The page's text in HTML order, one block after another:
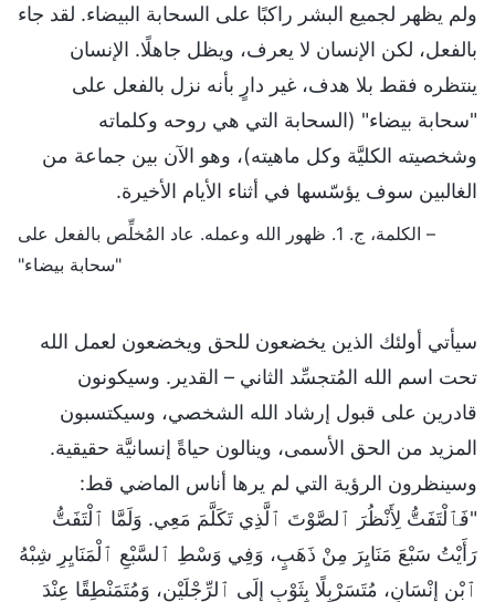
ولم يظهر لجميع البشر راكبًا على السحابة البيضاء. لقد جاء
بالفعل، لكن الإنسان لا يعرف، ويظل جاهلًا. الإنسان
ينتظره فقط بلا هدف، غير دارٍ بأنه نزل بالفعل على
"سحابة بيضاء" (السحابة التي هي روحه وكلماته
وشخصيته الكليَّة وكل ماهيته)، وهو الآن بين جماعة من
الغالبين سوف يؤسّسها في أثناء الأيام الأخيرة.
– الكلمة، ج. 1. ظهور الله وعمله. عاد المُخلِّص بالفعل على
"سحابة بيضاء"
سيأتي أولئك الذين يخضعون للحق ويخضعون لعمل الله
تحت اسم الله المُتجسِّد الثاني – القدير. وسيكونون
قادرين على قبول إرشاد الله الشخصي، وسيكتسبون
المزيد من الحق الأسمى، وينالون حياةً إنسانيَّة حقيقية.
وسينظرون الرؤية التي لم يرها أناس الماضي قط:
"فَٱلْتَفَتُّ لِأَنْظُرَ ٱلصَّوْتَ ٱلَّذِي تَكَلَّمَ مَعِي. وَلَمَّا ٱلْتَفَتُّ
رَأَيْتُ سَبْعَ مَنَايِرَ مِنْ ذَهَبٍ، وَفِي وَسْطِ ٱلسَّبْعِ ٱلْمَنَايِرِ شِبْهُ
ٱبْنِ إِنْسَانٍ، مُتَسَرْبِلًا بِثَوْبٍ إِلَى ٱلرِّجْلَيْنِ، وَمُتَمَنْطِقًا عِنْدَ